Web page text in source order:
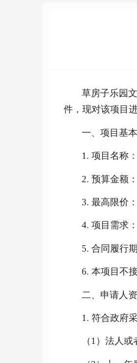
草房子乐园
件，现对该项目
一、项目基
1. 项目名称
2. 预算金额 ：
3. 最高限价
4. 项目需求
5. 合同履行
6. 本项目不
二、申请人
1. 符合政府
（1）法人或